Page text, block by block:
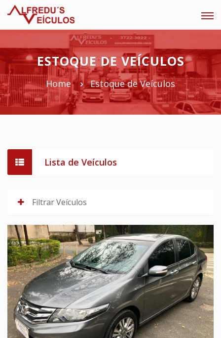
ESTOQUE DE VEÍCULOS
Home Estoque de Veículos
Lista de Veículos
Filtrar Veículos